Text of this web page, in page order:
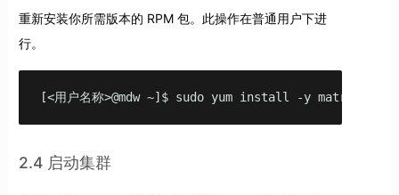
重新安装你所需版本的 RPM 包。此操作在普通用户下进
行。
[<用户名称>@mdw ~]$ sudo yum install -y matrixdb-
2.4 启动集群